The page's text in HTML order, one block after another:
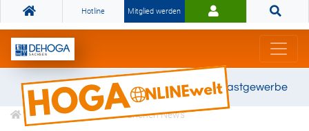
Hotline Mitglied werden
Gemeinsam stark für das Gastgewerbe
Informationen Branchen News